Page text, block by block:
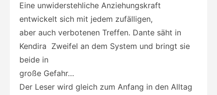
Eine unwiderstehliche Anziehungskraft
entwickelt sich mit jedem zufälligen,
aber auch verbotenen Treffen. Dante säht in
Kendira Zweifel an dem System und bringt sie
beide in
große Gefahr…
Der Leser wird gleich zum Anfang in den Alltag